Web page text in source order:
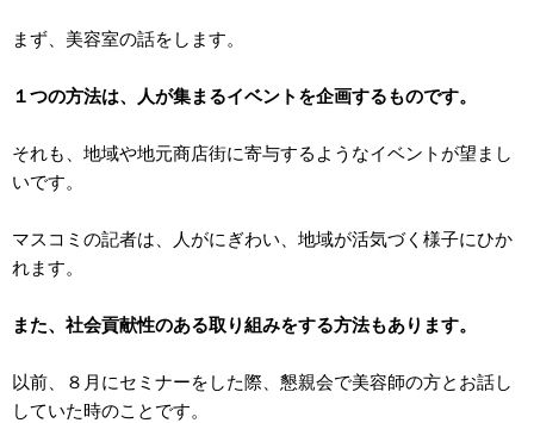
まず、美容室の話をします。
１つの方法は、人が集まるイベントを企画するものです。
それも、地域や地元商店街に寄与するようなイベントが望まし
いです。
マスコミの記者は、人がにぎわい、地域が活気づく様子にひか
れます。
また、社会貢献性のある取り組みをする方法もあります。
以前、８月にセミナーをした際、懇親会で美容師の方とお話し
していた時のことです。